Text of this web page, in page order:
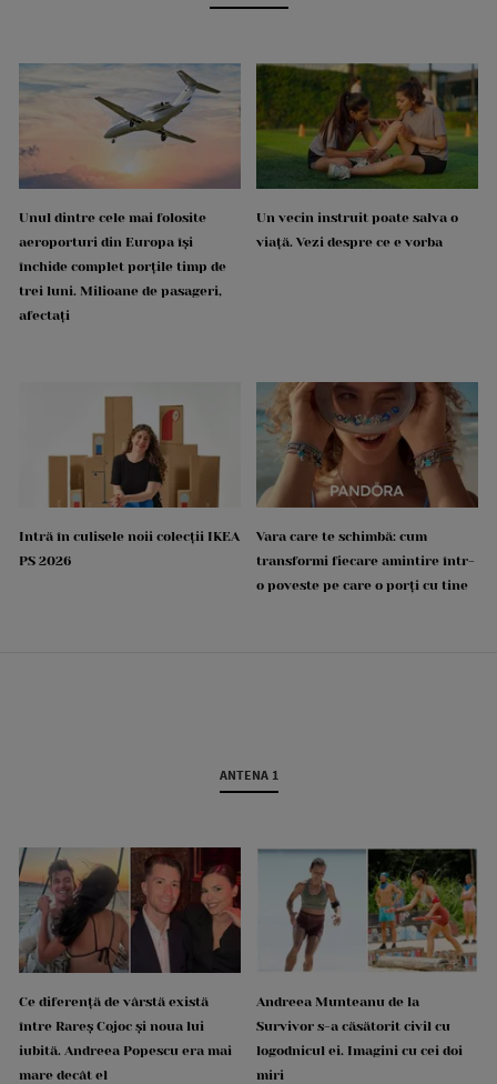
Unul dintre cele mai folosite
aeroporturi din Europa își
închide complet porțile timp de
trei luni. Milioane de pasageri,
afectați
Un vecin instruit poate salva o
viață. Vezi despre ce e vorba
Intră în culisele noii colecții IKEA
PS 2026
Vara care te schimbă: cum
transformi fiecare amintire într-
o poveste pe care o porți cu tine
ANTENA 1
Ce diferență de vârstă există
între Rareș Cojoc și noua lui
iubită. Andreea Popescu era mai
mare decât el
Andreea Munteanu de la
Survivor s-a căsătorit civil cu
logodnicul ei. Imagini cu cei doi
miri